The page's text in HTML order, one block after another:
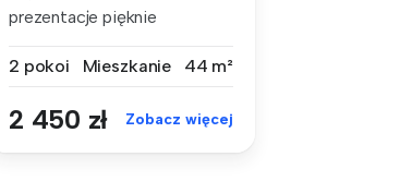
prezentacje pięknie
2 pokoi
Mieszkanie 44 m²
2 450 zł Zobacz więcej